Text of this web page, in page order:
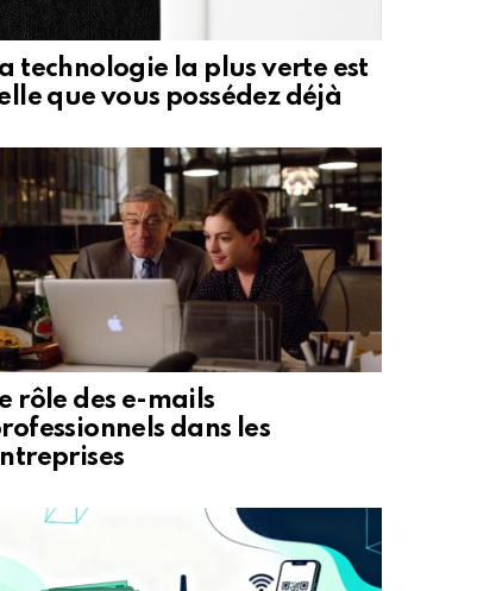
technologie la plus verte est
que vous possédez déjà
rôle des e-mails
dans les